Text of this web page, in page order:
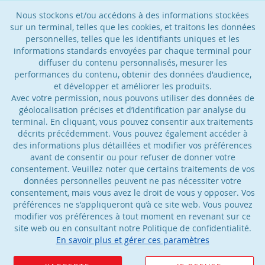
Nous stockons et/ou accédons à des informations stockées
sur un terminal, telles que les cookies, et traitons les données
personnelles, telles que les identifiants uniques et les
informations standards envoyées par chaque terminal pour
diffuser du contenu personnalisés, mesurer les
performances du contenu, obtenir des données d'audience,
et développer et améliorer les produits.
Avec votre permission, nous pouvons utiliser des données de
géolocalisation précises et d’identification par analyse du
terminal. En cliquant, vous pouvez consentir aux traitements
décrits précédemment. Vous pouvez également accéder à
des informations plus détaillées et modifier vos préférences
avant de consentir ou pour refuser de donner votre
consentement. Veuillez noter que certains traitements de vos
données personnelles peuvent ne pas nécessiter votre
consentement, mais vous avez le droit de vous y opposer. Vos
préférences ne s'appliqueront qu’à ce site web. Vous pouvez
modifier vos préférences à tout moment en revenant sur ce
site web ou en consultant notre Politique de confidentialité.
En savoir plus et gérer ces paramètres